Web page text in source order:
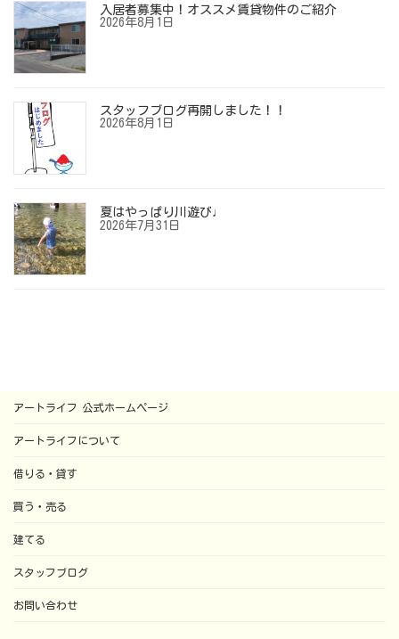
入居者募集中！オススメ賃貸物件のご紹介
2026年8月1日
スタッフブログ再開しました！！
2026年8月1日
夏はやっぱり川遊び♩
2026年7月31日
アートライフ 公式ホームページ
アートライフについて
借りる・貸す
買う・売る
建てる
スタッフブログ
お問い合わせ